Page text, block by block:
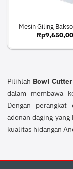
Mesin Giling
Rp
Pilihlah Bowl Cutter
dalam membawa
Dengan
adonan daging
kualitas hidangan